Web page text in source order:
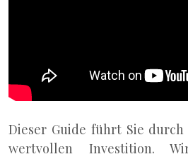
Dieser Guide führt Sie
wertvollen Investition.